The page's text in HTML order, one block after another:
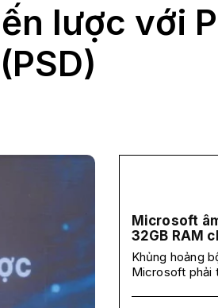
lược với
Microsoft
32GB RAM
Khủng hoảng
Microsoft phải